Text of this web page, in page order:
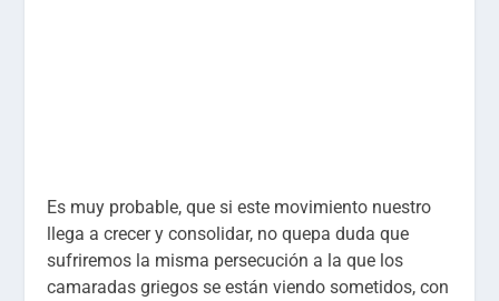
Es muy probable, que si este movimiento nuestro
llega a crecer y consolidar, no quepa duda que
sufriremos la misma persecución a la que los
camaradas griegos se están viendo sometidos, con